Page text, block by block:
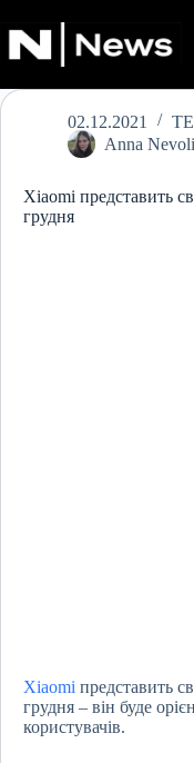
до
вмісту
02.12.2021
Anna
Xiaomi представить
грудня
Xiaomi представить
грудня – він буде
користувачів.